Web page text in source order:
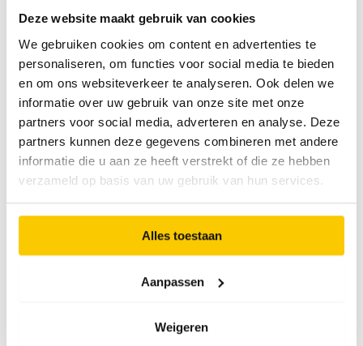
Deze website maakt gebruik van cookies
We gebruiken cookies om content en advertenties te
personaliseren, om functies voor social media te bieden
en om ons websiteverkeer te analyseren. Ook delen we
informatie over uw gebruik van onze site met onze
partners voor social media, adverteren en analyse. Deze
partners kunnen deze gegevens combineren met andere
informatie die u aan ze heeft verstrekt of die ze hebben
verzameld op basis van uw gebruik van hun services.
Alles toestaan
Aanpassen
Weigeren
Fleur Huurman
Bel
E-mail
Deel deze vacature
L
n
W
a
X